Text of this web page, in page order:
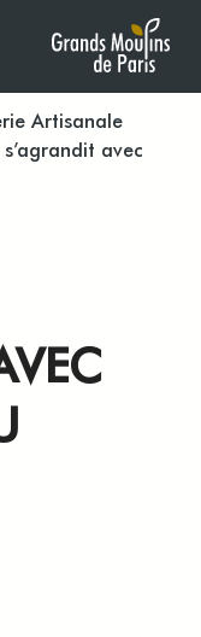
Artisanale
avec